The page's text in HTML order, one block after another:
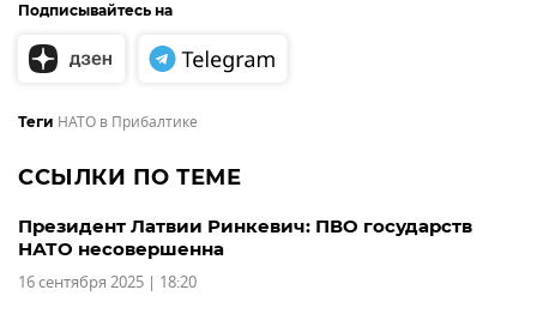
Подписывайтесь на
Теги НАТО в Прибалтике
ССЫЛКИ ПО ТЕМЕ
Президент Латвии Ринкевич: ПВО государств
НАТО несовершенна
16 сентября 2025 | 18:20